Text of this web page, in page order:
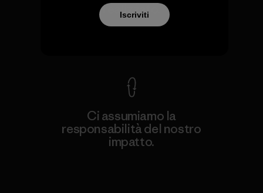
realizzato.
Ci assumiamo la
responsabilità del nostro
impatto.
Iscriviti